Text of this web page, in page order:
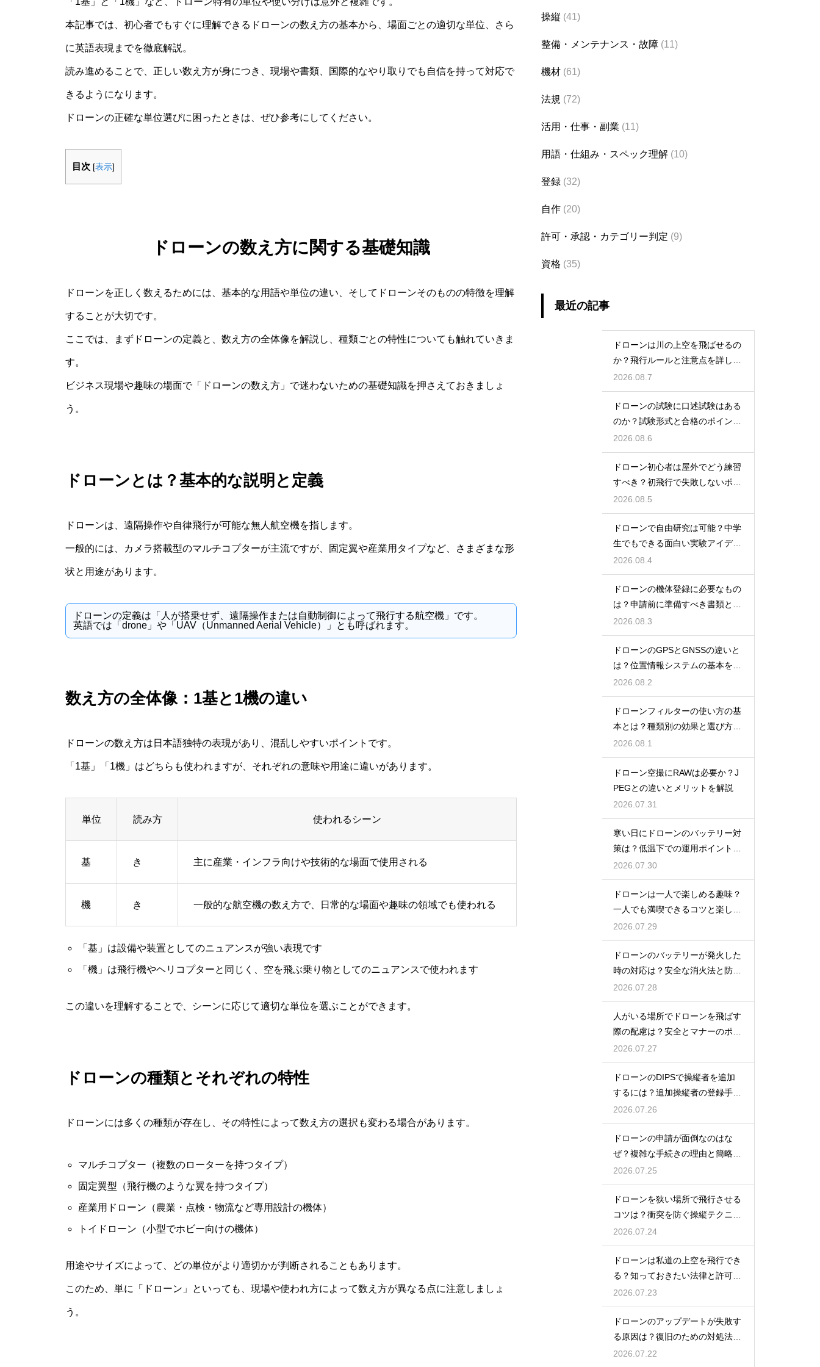
本記事では、初心者でもすぐに理解できるドローンの数え方の基本から、場面ごとの適切な単位、さら
に英語表現までを徹底解説。
読み進めることで、正しい数え方が身につき、現場や書類、国際的なやり取りでも自信を持って対応で
きるようになります。
ドローンの正確な単位選びに困ったときは、ぜひ参考にしてください。
目次 [表示]
ドローンの数え方に関する基礎知識
ドローンを正しく数えるためには、基本的な用語や単位の違い、そしてドローンそのものの特徴を理解
することが大切です。
ここでは、まずドローンの定義と、数え方の全体像を解説し、種類ごとの特性についても触れていきま
す。
ビジネス現場や趣味の場面で「ドローンの数え方」で迷わないための基礎知識を押さえておきましょ
う。
ドローンとは？基本的な説明と定義
ドローンは、遠隔操作や自律飛行が可能な無人航空機を指します。
一般的には、カメラ搭載型のマルチコプターが主流ですが、固定翼や産業用タイプなど、さまざまな形
状と用途があります。
ドローンの定義は「人が搭乗せず、遠隔操作または自動制御によって飛行する航空機」です。
英語では「drone」や「UAV（Unmanned Aerial Vehicle）」とも呼ばれます。
数え方の全体像：1基と1機の違い
ドローンの数え方は日本語独特の表現があり、混乱しやすいポイントです。
「1基」「1機」はどちらも使われますが、それぞれの意味や用途に違いがあります。
単位 読み方 使われるシーン
基 き 主に産業・インフラ向けや技術的な場面で使用される
機 き 一般的な航空機の数え方で、日常的な場面や趣味の領域でも使われる
「基」は設備や装置としてのニュアンスが強い表現です
「機」は飛行機やヘリコプターと同じく、空を飛ぶ乗り物としてのニュアンスで使われます
この違いを理解することで、シーンに応じて適切な単位を選ぶことができます。
ドローンの種類とそれぞれの特性
ドローンには多くの種類が存在し、その特性によって数え方の選択も変わる場合があります。
マルチコプター（複数のローターを持つタイプ）
固定翼型（飛行機のような翼を持つタイプ）
産業用ドローン（農業・点検・物流など専用設計の機体）
トイドローン（小型でホビー向けの機体）
用途やサイズによって、どの単位がより適切かが判断されることもあります。
このため、単に「ドローン」といっても、現場や使われ方によって数え方が異なる点に注意しましょ
う。
操縦 (41)
整備・メンテナンス・故障 (11)
機材 (61)
法規 (72)
活用・仕事・副業 (11)
用語・仕組み・スペック理解 (10)
登録 (32)
自作 (20)
許可・承認・カテゴリー判定 (9)
資格 (35)
最近の記事
ドローンは川の上空を飛ばせるの
か？飛行ルールと注意点を詳しく
解説
2026.08.7
ドローンの試験に口述試験はある
のか？試験形式と合格のポイント
を解説
2026.08.6
ドローン初心者は屋外でどう練習
すべき？初飛行で失敗しないポイ
ント
2026.08.5
ドローンで自由研究は可能？中学
生でもできる面白い実験アイデア
を紹介
2026.08.4
ドローンの機体登録に必要なもの
は？申請前に準備すべき書類と情
報
2026.08.3
ドローンのGPSとGNSSの違いと
は？位置情報システムの基本を解
説
2026.08.2
ドローンフィルターの使い方の基
本とは？種類別の効果と選び方を
解説
2026.08.1
ドローン空撮にRAWは必要か？J
PEGとの違いとメリットを解説
2026.07.31
寒い日にドローンのバッテリー対
策は？低温下での運用ポイントと
注意点
2026.07.30
ドローンは一人で楽しめる趣味？
一人でも満喫できるコツと楽しみ
方
2026.07.29
ドローンのバッテリーが発火した
時の対応は？安全な消火法と防止
策を解説
2026.07.28
人がいる場所でドローンを飛ばす
際の配慮は？安全とマナーのポイ
ント
2026.07.27
ドローンのDIPSで操縦者を追加
するには？追加操縦者の登録手順
を解説
2026.07.26
ドローンの申請が面倒なのはな
ぜ？複雑な手続きの理由と簡略化
の動向
2026.07.25
ドローンを狭い場所で飛行させる
コツは？衝突を防ぐ操縦テクニッ
クを解説
2026.07.24
ドローンは私道の上空を飛行でき
る？知っておきたい法律と許可の
ルール
2026.07.23
ドローンのアップデートが失敗す
る原因は？復旧のための対処法を
解説
2026.07.22